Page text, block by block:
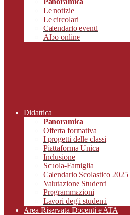
Panoramica
Le notizie
Le circolari
Calendario eventi
Albo online
Didattica
Panoramica
Offerta formativa
I progetti delle classi
Piattaforma Unica
Inclusione
Scuola-Famiglia
Calendario Scolastico
Valutazione Studenti
Programmazioni
Lavori degli studenti
Area Riservata Docenti e ATA